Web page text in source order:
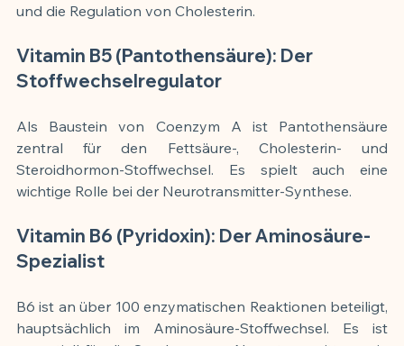
und die Regulation von Cholesterin.
Vitamin B5 (Pantothensäure): Der
Stoffwechselregulator
Als Baustein von Coenzym A ist Pantothensäure
zentral für den Fettsäure-, Cholesterin- und
Steroidhormon-Stoffwechsel. Es spielt auch eine
wichtige Rolle bei der Neurotransmitter-Synthese.
Vitamin B6 (Pyridoxin): Der Aminosäure-
Spezialist
B6 ist an über 100 enzymatischen Reaktionen beteiligt,
hauptsächlich im Aminosäure-Stoffwechsel. Es ist